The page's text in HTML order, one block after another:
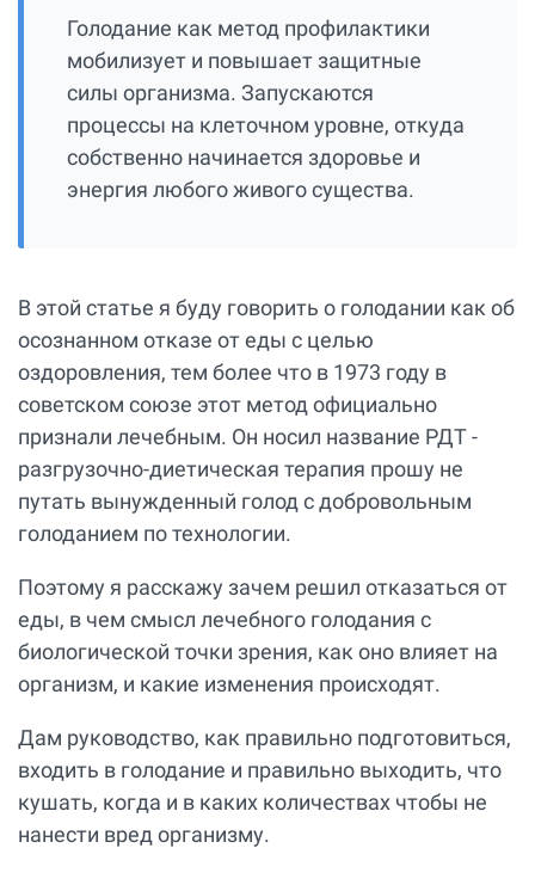
Голодание как метод профилактики
мобилизует и повышает защитные
силы организма. Запускаются
процессы на клеточном уровне, откуда
собственно начинается здоровье и
энергия любого живого существа.
В этой статье я буду говорить о голодании как об
осознанном отказе от еды с целью
оздоровления, тем более что в 1973 году в
советском союзе этот метод официально
признали лечебным. Он носил название РДТ -
разгрузочно-диетическая терапия прошу не
путать вынужденный голод с добровольным
голоданием по технологии.
Поэтому я расскажу зачем решил отказаться от
еды, в чем смысл лечебного голодания с
биологической точки зрения, как оно влияет на
организм, и какие изменения происходят.
Дам руководство, как правильно подготовиться,
входить в голодание и правильно выходить, что
кушать, когда и в каких количествах чтобы не
нанести вред организму.